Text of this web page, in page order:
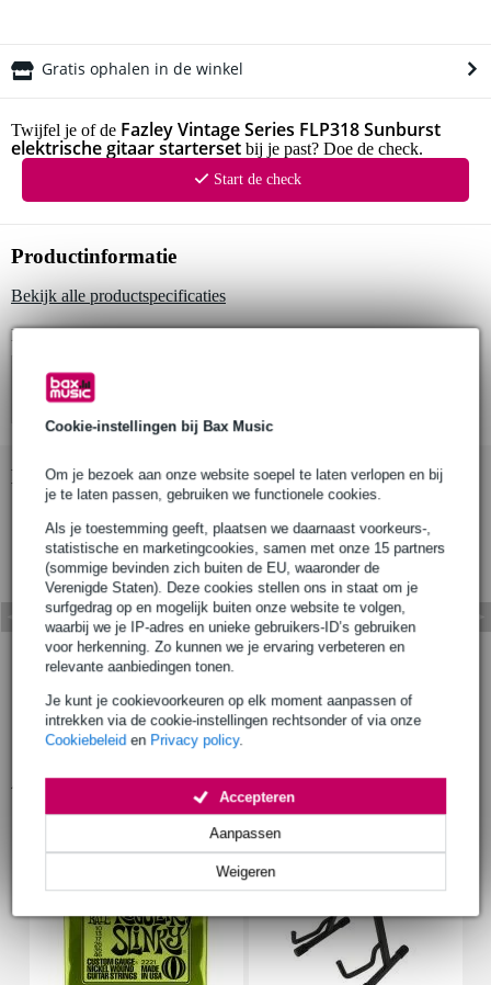
Cookie-instellingen bij Bax Music
Om je bezoek aan onze website soepel te laten verlopen en bij
je te laten passen, gebruiken we functionele cookies.
Als je toestemming geeft, plaatsen we daarnaast voorkeurs-,
statistische en marketingcookies, samen met onze 15 partners
(sommige bevinden zich buiten de EU, waaronder de
Verenigde Staten). Deze cookies stellen ons in staat om je
surfgedrag op en mogelijk buiten onze website te volgen,
waarbij we je IP-adres en unieke gebruikers-ID’s gebruiken
voor herkenning. Zo kunnen we je ervaring verbeteren en
relevante aanbiedingen tonen.
Je kunt je cookievoorkeuren op elk moment aanpassen of
intrekken via de cookie-instellingen rechtsonder of via onze
Cookiebeleid en Privacy policy.
Weigeren
Aanpassen
Accepteren
Gratis ophalen in de winkel
Twijfel je of de Fazley Vintage Series FLP318 Sunburst
elektrische gitaar starterset bij je past? Doe de check.
Start de check
Productinformatie
Bekijk alle productspecificaties
Bekijk ook eens (4)
Bekijk ook eens (6)
Accessoires (68)